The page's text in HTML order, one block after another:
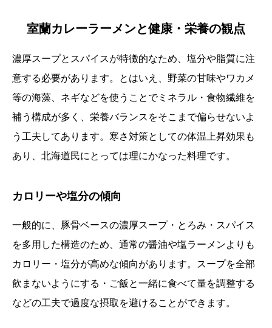
室蘭カレーラーメンと健康・栄養の観点
濃厚スープとスパイスが特徴的なため、塩分や脂質に注
意する必要があります。とはいえ、野菜の甘味やワカメ
等の海藻、ネギなどを使うことでミネラル・食物繊維を
補う構成が多く、栄養バランスをそこまで偏らせないよ
う工夫してあります。寒さ対策としての体温上昇効果も
あり、北海道民にとっては理にかなった料理です。
カロリーや塩分の傾向
一般的に、豚骨ベースの濃厚スープ・とろみ・スパイス
を多用した構造のため、通常の醤油や塩ラーメンよりも
カロリー・塩分が高めな傾向があります。スープを全部
飲まないようにする・ご飯と一緒に食べて量を調整する
などの工夫で過度な摂取を避けることができます。